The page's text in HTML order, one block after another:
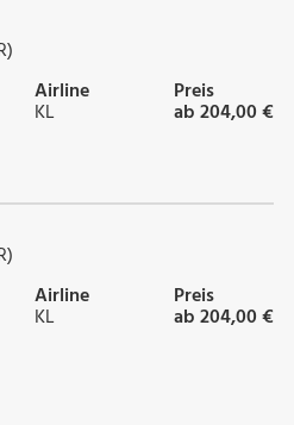
Airline
KL
Preis
ab 204,00 €
Airline
KL
Preis
ab 204,00 €